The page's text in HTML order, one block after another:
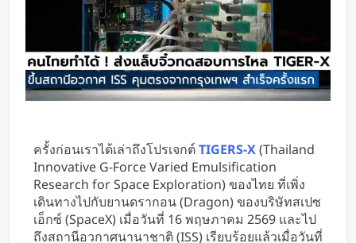
สะอาด! นักวิจัยค้นพบวิธีผลิต
“ไฮโดรเจน” จากพลาสติกผสม โดย
ไม่ต้องคัดแยกก่อน
2 วัน Ago
“MouthPad” เมาส์ควบคุมด้วย “ลิ้น”
ช่วยให้ผู้พิการใช้คอมฯ ได้โดยไม่ต้อง
ใช้มือ
ครั้งก่อนเราได้เล่าถึงโปรเจกต์TIGERS-X(Thailand
Innovative G-Force Varied Emulsification
Research for Space Exploration) ของไทย ที่เพิ่ง
เดินทางไปกับยานดรากอน (Dragon) ของบริษัทสเปซ
เอ็กซ์ (SpaceX) เมื่อวันที่ 16 พฤษภาคม 2569 และไป
ถึงสถานีอวกาศนานาชาติ (ISS) เรียบร้อยแล้วเมื่อวันที่